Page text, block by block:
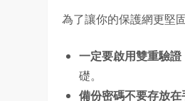
為了讓你的保護網更堅
一定要啟用雙重驗證
礎。
備份密碼不要存放在